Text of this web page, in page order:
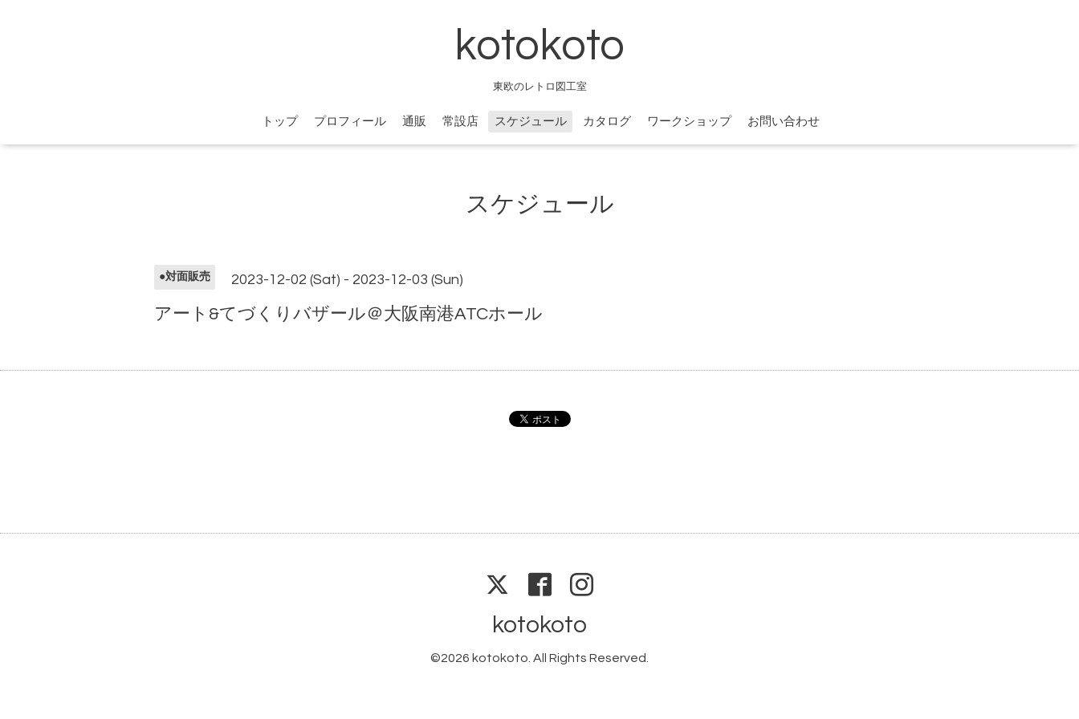
kotokoto
東欧のレトロ図工室
トップ プロフィール 通販 常設店 スケジュール カタログ ワークショップ お問い合わせ
スケジュール
●対面販売 2023-12-02 (Sat) - 2023-12-03 (Sun)
アート&てづくりバザール＠大阪南港ATCホール
kotokoto
©2026 kotokoto . All Rights Reserved.